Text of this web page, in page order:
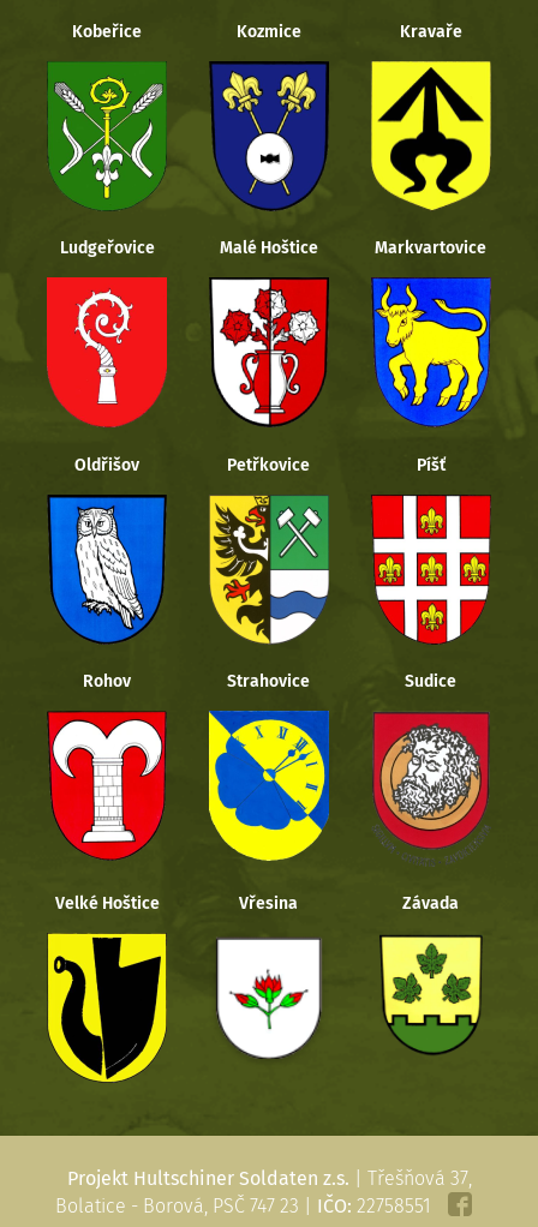
Kobeřice Kozmice Kravaře
Ludgeřovice Malé Hoštice Markvartovice
Oldřišov Petřkovice Píšť
Rohov Strahovice Sudice
Velké Hoštice Vřesina Závada
Projekt Hultschiner Soldaten z.s. | Třešňová 37,
Bolatice - Borová, PSČ 747 23 | IČO: 22758551